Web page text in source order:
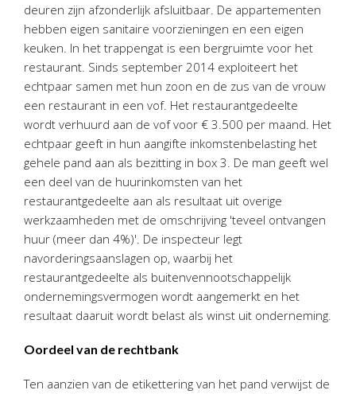
Visionplanner – Rapportage
Klantenportaal – Online dossiers
Online Salaris – Salarissen
Nextens-Accorderen aangiften
deuren zijn afzonderlijk afsluitbaar. De appartementen
hebben eigen sanitaire voorzieningen en een eigen
keuken. In het trappengat is een bergruimte voor het
restaurant. Sinds september 2014 exploiteert het
echtpaar samen met hun zoon en de zus van de vrouw
een restaurant in een vof. Het restaurantgedeelte
wordt verhuurd aan de vof voor € 3.500 per maand. Het
echtpaar geeft in hun aangifte inkomstenbelasting het
gehele pand aan als bezitting in box 3. De man geeft wel
een deel van de huurinkomsten van het
restaurantgedeelte aan als resultaat uit overige
werkzaamheden met de omschrijving 'teveel ontvangen
huur (meer dan 4%)'. De inspecteur legt
navorderingsaanslagen op, waarbij het
restaurantgedeelte als buitenvennootschappelijk
ondernemingsvermogen wordt aangemerkt en het
resultaat daaruit wordt belast als winst uit onderneming.
Oordeel van de rechtbank
Ten aanzien van de etikettering van het pand verwijst de